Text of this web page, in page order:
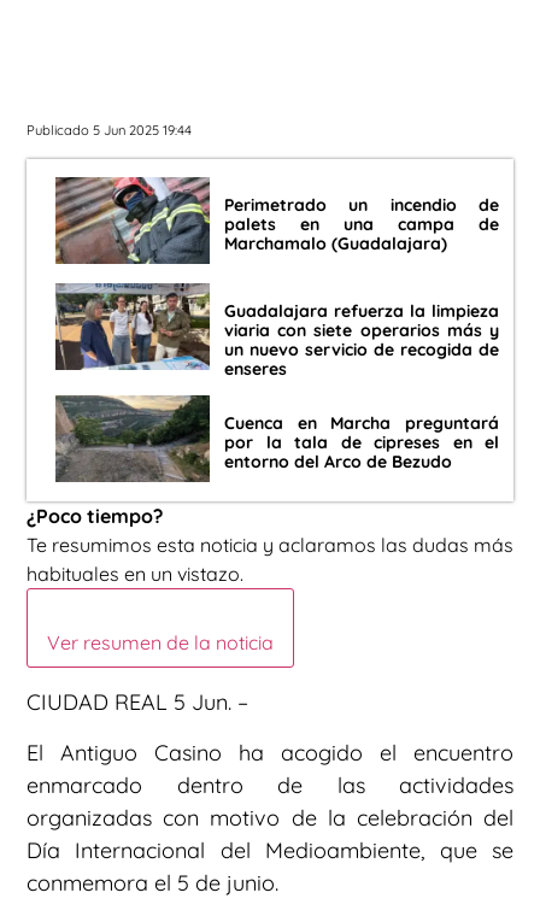
Publicado 5 Jun 2025 19:44
Perimetrado un incendio de
palets en una campa de
Marchamalo (Guadalajara)
Guadalajara refuerza la limpieza
viaria con siete operarios más y
un nuevo servicio de recogida de
enseres
Cuenca en Marcha preguntará
por la tala de cipreses en el
entorno del Arco de Bezudo
¿Poco tiempo?
Te resumimos esta noticia y aclaramos las dudas más
habituales en un vistazo.
Ver resumen de la noticia
CIUDAD REAL 5 Jun. –
El Antiguo Casino ha acogido el encuentro
enmarcado dentro de las actividades
organizadas con motivo de la celebración del
Día Internacional del Medioambiente, que se
conmemora el 5 de junio.